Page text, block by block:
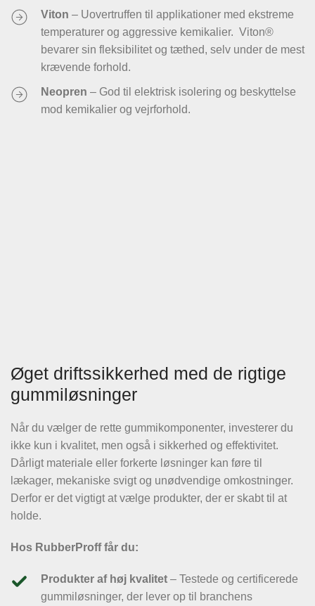
Viton – Uovertruffen til applikationer med ekstreme
temperaturer og aggressive kemikalier. Viton®
bevarer sin fleksibilitet og tæthed, selv under de mest
krævende forhold.
Neopren – God til elektrisk isolering og beskyttelse
mod kemikalier og vejrforhold.
Øget driftssikkerhed med de rigtige
gummiløsninger
Når du vælger de rette gummikomponenter, investerer du
ikke kun i kvalitet, men også i sikkerhed og effektivitet.
Dårligt materiale eller forkerte løsninger kan føre til
lækager, mekaniske svigt og unødvendige omkostninger.
Derfor er det vigtigt at vælge produkter, der er skabt til at
holde.
Hos RubberProff får du:
Produkter af høj kvalitet – Testede og certificerede
gummiløsninger, der lever op til branchens